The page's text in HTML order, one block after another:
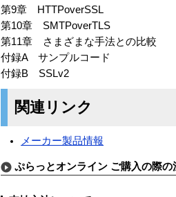
第9章 HTTPoverSSL
第10章 SMTPoverTLS
第11章 さまざまな手法との比較
付録A サンプルコード
付録B SSLv2
関連リンク
メーカー製品情報
ぷらっとオンライン ご購入の際の